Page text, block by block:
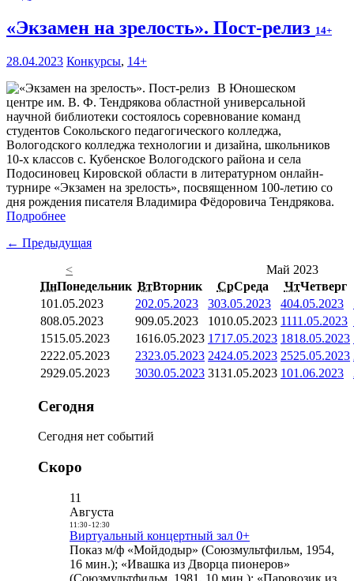
«Экзамен на зрелость». Пост-релиз 14+
28.04.2023 Конкурсы, 14+
В Юношеском
центре им. В. Ф. Тендрякова областной универсальной
научной библиотеки состоялось соревнование команд
студентов Сокольского педагогического колледжа,
Вологодского колледжа технологии и дизайна, школьников
10-х классов с. Кубенское Вологодского района и села
Подосиновец Кировской области в литературном онлайн-
турнире «Экзамен на зрелость», посвященном 100-летию со
дня рождения писателя Владимира Фёдоровича Тендрякова.
Подробнее
← Предыдущая
<
Май 2023
ПнПонедельник ВтВторник СрСреда ЧтЧетверг
101.05.2023 202.05.2023 303.05.2023 404.05.2023
808.05.2023 909.05.2023 1010.05.2023 1111.05.2023
1515.05.2023 1616.05.2023 1717.05.2023 1818.05.2023
2222.05.2023 2323.05.2023 2424.05.2023 2525.05.2023
2929.05.2023 3030.05.2023 3131.05.2023 101.06.2023
Сегодня
Сегодня нет событий
Скоро
11
Августа
11:30- 12:30
Виртуальный концертный зал 0+
Показ м/ф «Мойдодыр» (Союзмультфильм, 1954,
16 мин.); «Ивашка из Дворца пионеров»